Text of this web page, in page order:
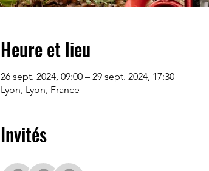
Heure et lieu
26 sept. 2024, 09:00 – 29 sept. 2024, 17:30
Lyon, Lyon, France
Invités